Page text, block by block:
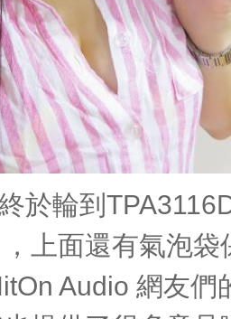
於輪到
上面還有氣泡
Audio 網友們